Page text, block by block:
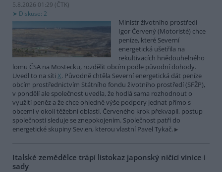
5.8.2026 01:29 (ČTK)
Diskuse: 2
Ministr životního prostředí
Igor Červený (Motoristé) chce
peníze, které Severní
energetická ušetřila na
rekultivacích hnědouhelného
lomu ČSA na Mostecku, rozdělit obcím podle původní dohody.
Uvedl to na síti X. Původně chtěla Severní energetická dát peníze
obcím prostřednictvím Státního fondu životního prostředí (SFŽP),
v pondělí ale společnost uvedla, že hodlá sama rozhodnout o
využití peněz a že chce ohledně výše podpory jednat přímo s
obcemi v okolí těžební oblasti. Červeného krok překvapil, postup
společnosti sleduje se znepokojením. Společnost patří do
energetické skupiny Sev.en, kterou vlastní Pavel Tykač.
Italské zemědělce trápí listokaz japonský ničící vinice i
sady